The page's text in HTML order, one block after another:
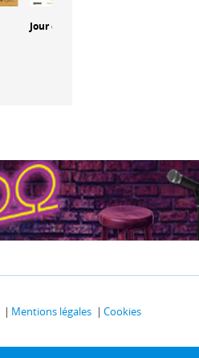
Jour de fête
Mentions légales Cookies